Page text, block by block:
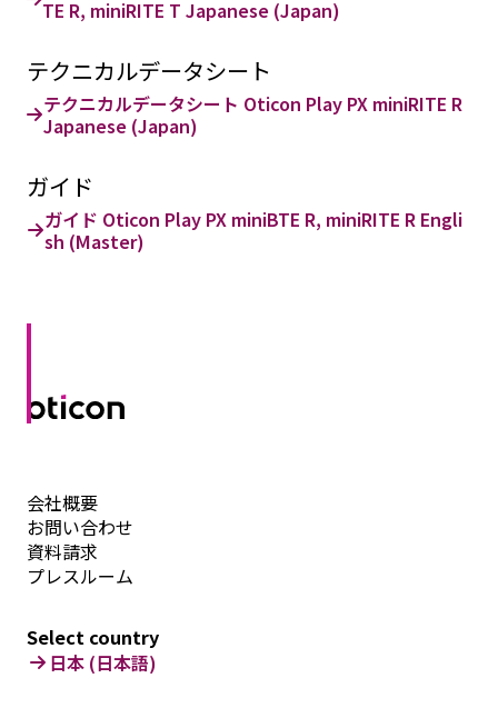
TE R, miniRITE T Japanese (Japan)
テクニカルデータシート
テクニカルデータシート Oticon Play PX miniRITE R
Japanese (Japan)
ガイド
ガイド Oticon Play PX miniBTE R, miniRITE R Engli
sh (Master)
会社概要
お問い合わせ
資料請求
プレスルーム
Select country
日本 (日本語)